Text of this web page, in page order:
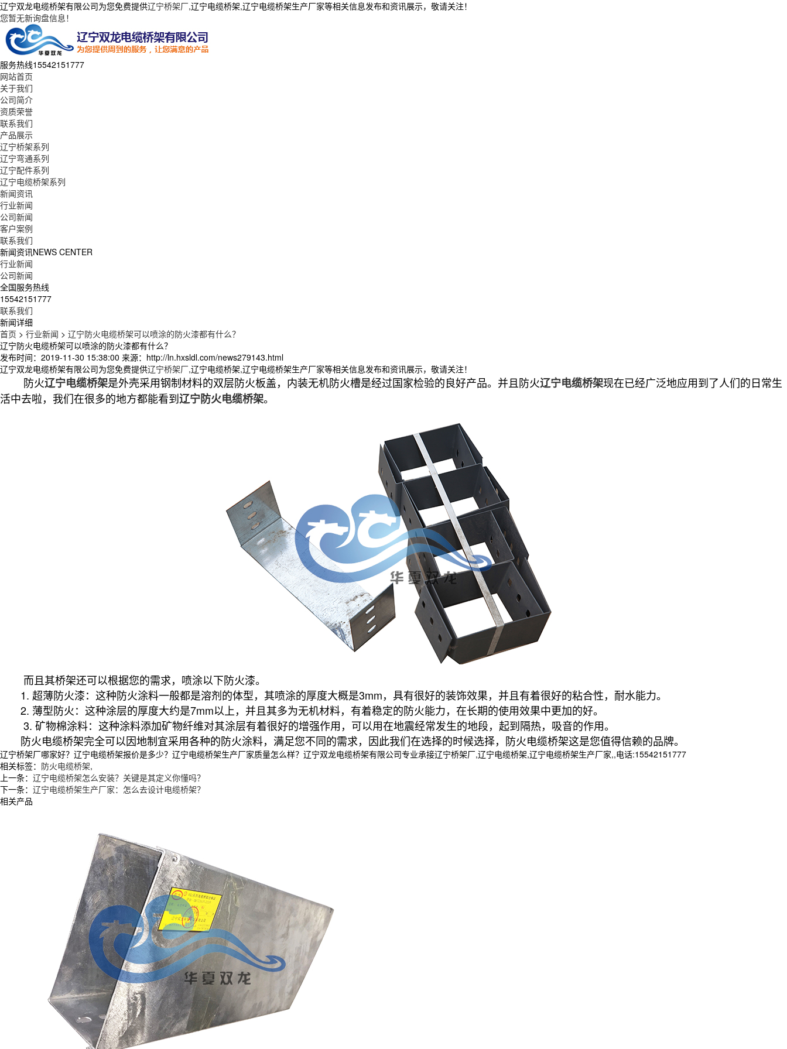
辽宁双龙电缆桥架有限公司为您免费提供辽宁桥架厂,辽宁电缆桥架,辽宁电缆桥架生产厂家等相关信息发布和资讯展示，敬请关注！
您暂无新询盘信息！
服务热线15542151777
网站首页
关于我们
公司简介
资质荣誉
联系我们
产品展示
辽宁桥架系列
辽宁弯通系列
辽宁配件系列
辽宁电缆桥架系列
新闻资讯
行业新闻
公司新闻
客户案例
联系我们
新闻资讯NEWS CENTER
行业新闻
公司新闻
全国服务热线
15542151777
联系我们
新闻详细
首页 > 行业新闻 > 辽宁防火电缆桥架可以喷涂的防火漆都有什么？
辽宁防火电缆桥架可以喷涂的防火漆都有什么？
发布时间：2019-11-30 15:38:00 来源：http://ln.hxsldl.com/news279143.html
辽宁双龙电缆桥架有限公司为您免费提供辽宁桥架厂,辽宁电缆桥架,辽宁电缆桥架生产厂家等相关信息发布和资讯展示，敬请关注！
防火辽宁电缆桥架是外壳采用钢制材料的双层防火板盖，内装无机防火槽是经过国家检验的良好产品。并且防火辽宁电缆桥架现在已经广泛地应用到了人们的日常生
活中去啦，我们在很多的地方都能看到辽宁防火电缆桥架。
而且其桥架还可以根据您的需求，喷涂以下防火漆。
1. 超薄防火漆：这种防火涂料一般都是溶剂的体型，其喷涂的厚度大概是3mm，具有很好的装饰效果，并且有着很好的粘合性，耐水能力。
2. 薄型防火：这种涂层的厚度大约是7mm以上，并且其多为无机材料，有着稳定的防火能力，在长期的使用效果中更加的好。
3. 矿物棉涂料：这种涂料添加矿物纤维对其涂层有着很好的增强作用，可以用在地震经常发生的地段，起到隔热，吸音的作用。
防火电缆桥架完全可以因地制宜采用各种的防火涂料，满足您不同的需求，因此我们在选择的时候选择，防火电缆桥架这是您值得信赖的品牌。
辽宁桥架厂哪家好？辽宁电缆桥架报价是多少？辽宁电缆桥架生产厂家质量怎么样？辽宁双龙电缆桥架有限公司专业承接辽宁桥架厂,辽宁电缆桥架,辽宁电缆桥架生产厂家,,电话:15542151777
相关标签： 防火电缆桥架,
上一条： 辽宁电缆桥架怎么安装？关键是其定义你懂吗？
下一条： 辽宁电缆桥架生产厂家：怎么去设计电缆桥架？
相关产品